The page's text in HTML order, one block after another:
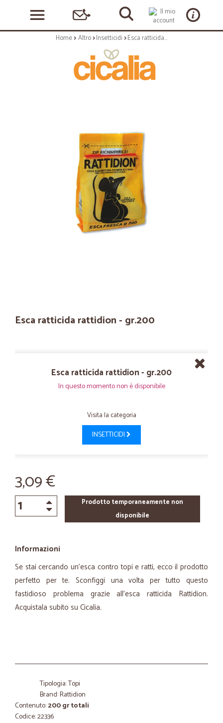
Home Altro Insetticidi Esca ratticida rattidion - gr.200
Esca ratticida rattidion - gr.200
Esca ratticida rattidion - gr.200
In questo momento non è disponibile
Visita la categoria
INSETTICIDI
3,09 €
Prodotto temporaneamente non
disponibile
Informazioni
Se stai cercando un’esca contro topi e ratti, ecco il prodotto
perfetto per te. Sconfiggi una volta per tutto questo
fastidioso problema grazie all'esca ratticida Rattidion.
Acquistala subito su Cicalia.
Tipologia: Topi
Brand: Rattidion
Contenuto:200 gr totali
Codice: 22336